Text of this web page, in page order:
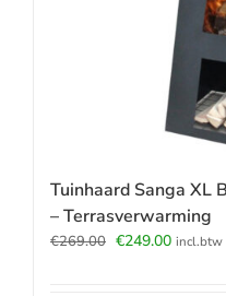
Tuinhaard Sanga XL
– Terrasverwarming
€269.00 Oorspronkelijke
€249.00Huidige
incl.btw